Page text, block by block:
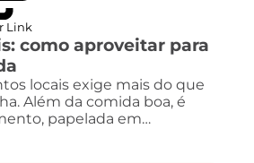
Link
como aproveitar para
locais exige mais do que
Além da comida boa, é
papelada em…